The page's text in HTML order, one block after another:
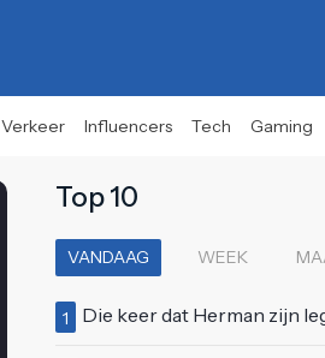
Verkeer Influencers Tech Gaming
Top 10
VANDAAG WEEK
1 Die keer dat Herman zijn legendarische